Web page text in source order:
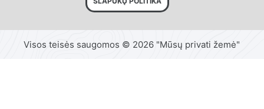
Visos teisės saugomos © 2026 "Mūsų privati žemė"